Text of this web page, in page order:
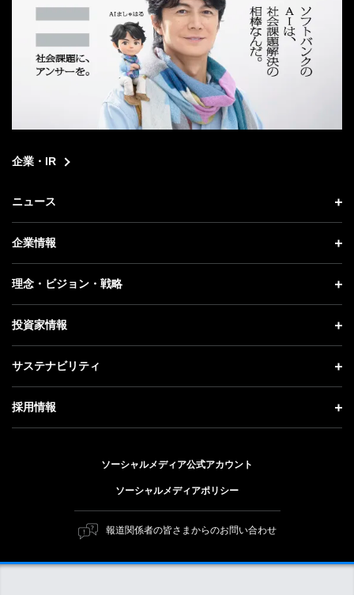
企業・IR
ニュース
ニュース トップ
プレスリリース
更新情報
記者説明会
企業情報
企業情報 トップ
社長メッセージ
事業紹介
ガバナンス
理念・ビジョン・戦略
理念・ビジョン・戦略 トップ
成長戦略「Activate AI for Society」
人材戦略
投資家情報
投資家情報 トップ
経営方針
個人投資家の皆さまへ
株式と社債について
サステナビリティ
サステナビリティ トップ
トップメッセージ
ESG方針・体制
マテリアリティ（重要課題）
ESGの主な取り組み
採用情報
障がい者採用
ソフトバンク クルー採用
ソーシャルメディア公式アカウント
ソーシャルメディアポリシー
報道関係者の皆さまからのお問い合わせ